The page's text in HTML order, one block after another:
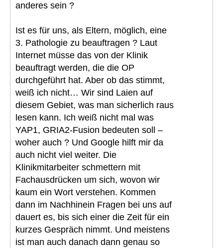
anderes sein ?
Ist es für uns, als Eltern, möglich, eine
3. Pathologie zu beauftragen ? Laut
Internet müsse das von der Klinik
beauftragt werden, die die OP
durchgeführt hat. Aber ob das stimmt,
weiß ich nicht… Wir sind Laien auf
diesem Gebiet, was man sicherlich raus
lesen kann. Ich weiß nicht mal was
YAP1, GRIA2-Fusion bedeuten soll –
woher auch ? Und Google hilft mir da
auch nicht viel weiter. Die
Klinikmitarbeiter schmettern mit
Fachausdrücken um sich, wovon wir
kaum ein Wort verstehen. Kommen
dann im Nachhinein Fragen bei uns auf
dauert es, bis sich einer die Zeit für ein
kurzes Gespräch nimmt. Und meistens
ist man auch danach dann genau so